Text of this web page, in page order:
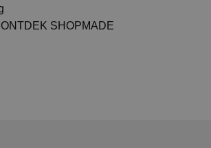
ONTDEK SHOPMADE